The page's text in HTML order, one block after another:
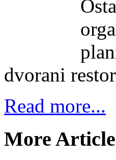
dvorani
Read more...
More